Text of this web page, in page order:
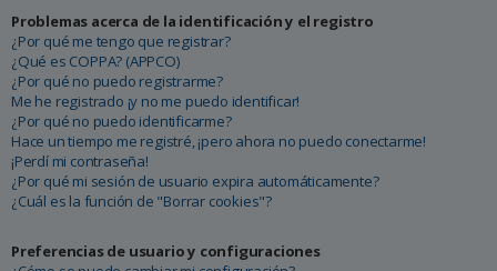
Problemas acerca de la identificación y el registro
¿Por qué me tengo que registrar?
¿Qué es COPPA? (APPCO)
¿Por qué no puedo registrarme?
Me he registrado ¡y no me puedo identificar!
¿Por qué no puedo identificarme?
Hace un tiempo me registré, ¡pero ahora no puedo conectarme!
¡Perdí mi contraseña!
¿Por qué mi sesión de usuario expira automáticamente?
¿Cuál es la función de "Borrar cookies"?
Preferencias de usuario y configuraciones